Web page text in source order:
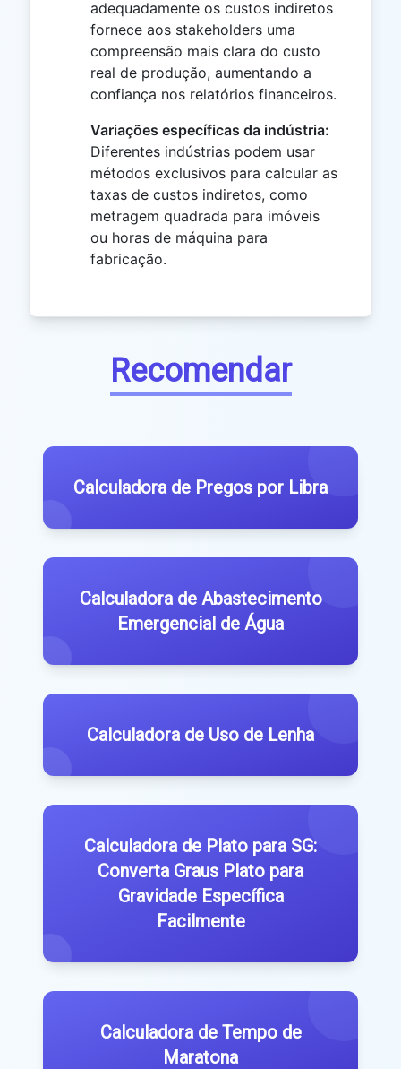
adequadamente os custos indiretos
fornece aos stakeholders uma
compreensão mais clara do custo
real de produção, aumentando a
confiança nos relatórios financeiros.
Variações específicas da indústria:
Diferentes indústrias podem usar
métodos exclusivos para calcular as
taxas de custos indiretos, como
metragem quadrada para imóveis
ou horas de máquina para
fabricação.
Recomendar
Calculadora de Pregos por Libra
Calculadora de Abastecimento
Emergencial de Água
Calculadora de Uso de Lenha
Calculadora de Plato para SG:
Converta Graus Plato para
Gravidade Específica
Facilmente
Calculadora de Tempo de
Maratona